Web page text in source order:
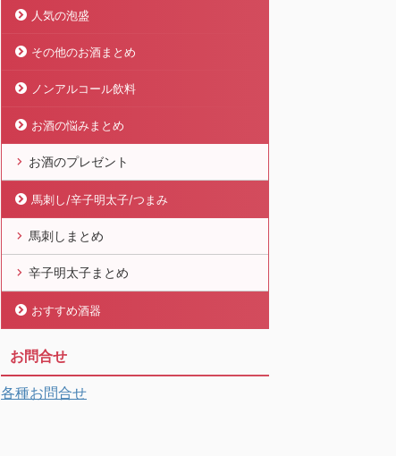
人気の泡盛
その他のお酒まとめ
ノンアルコール飲料
お酒の悩みまとめ
お酒のプレゼント
馬刺し/辛子明太子/つまみ
馬刺しまとめ
辛子明太子まとめ
おすすめ酒器
お問合せ
各種お問合せ